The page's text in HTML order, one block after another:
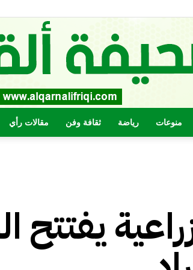
مقالات رأي ثقافة وفن رياضة منوعات
يفتتح